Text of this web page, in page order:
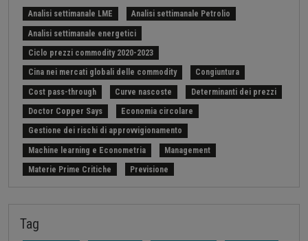
Analisi settimanale LME Analisi settimanale Petrolio
Analisi settimanale energetici
Ciclo prezzi commodity 2020-2023
Cina nei mercati globali delle commodity Congiuntura
Cost pass-through Curve nascoste Determinanti dei prezzi
Doctor Copper Says Economia circolare
Gestione dei rischi di approvvigionamento
Machine learning e Econometria Management
Materie Prime Critiche Previsione
Tariffe sulle importazioni
Tag